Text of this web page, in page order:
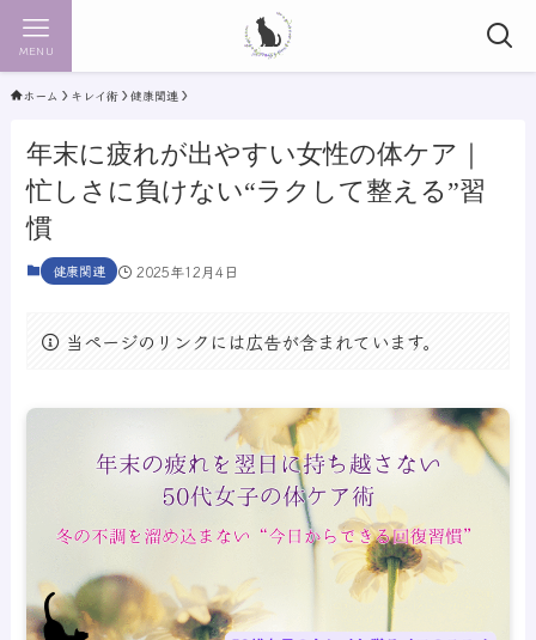
MENU
ホーム キレイ術 健康関連
年末に疲れが出やすい女性の体ケア｜
忙しさに負けない“ラクして整える”習
慣
健康関連 2025年12月4日
当ページのリンクには広告が含まれています。